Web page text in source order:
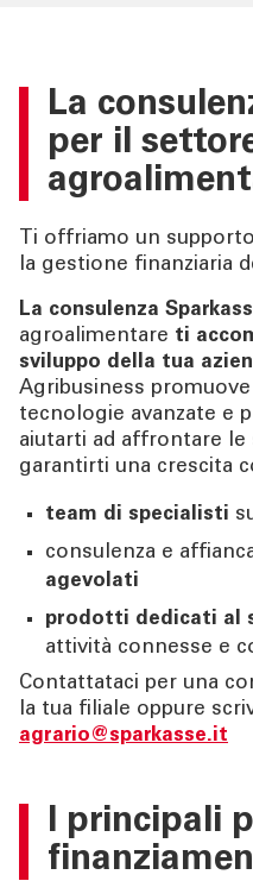
CHI SIAMO
CONTATTI
La
per il
Ti offriamo un
la gestione finanziaria
La consulenza
agroalimentare ti
sviluppo della tua
Agribusiness
tecnologie avanzate e
aiutarti ad affrontare le
garantirti una crescita
team di specialisti
consulenza e
agevolati
prodotti dedicati al
attività connesse e
Contattataci per una
la tua filiale oppure
agrario@sparkasse.it
I principali